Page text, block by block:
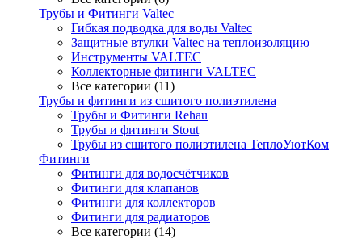
Трубы и Фитинги Valtec
Гибкая подводка для воды Valtec
Защитные втулки Valtec на теплоизоляцию
Инструменты VALTEC
Коллекторные фитинги VALTEC
Все категории (11)
Трубы и фитинги из сшитого полиэтилена
Трубы и Фитинги Rehau
Трубы и фитинги Stout
Трубы из сшитого полиэтилена ТеплоУютКом
Фитинги
Фитинги для водосчётчиков
Фитинги для клапанов
Фитинги для коллекторов
Фитинги для радиаторов
Все категории (14)